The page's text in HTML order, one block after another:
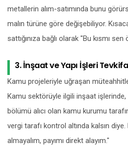
metallerin alım-satımında bunu
malın türüne göre değişebiliyor.
sattığınıza bağlı olarak "Bu kısmı
3. İnşaat ve Yapı İşleri
Kamu projeleriyle uğraşan
Kamu sektörüyle ilgili inşaat
bölümü alıcı olan kamu kurumu
vergi tarafı kontrol altında kalsın
almayalım, payımı direkt alayım."